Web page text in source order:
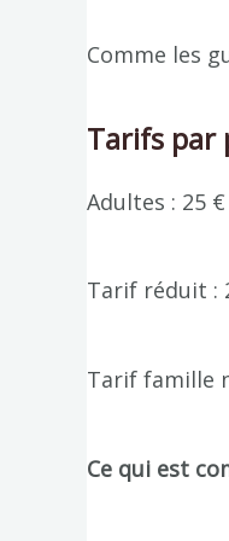
Comme les
Tarifs par
Adultes : 25 €
Tarif réduit :
Tarif famille
Ce qui est